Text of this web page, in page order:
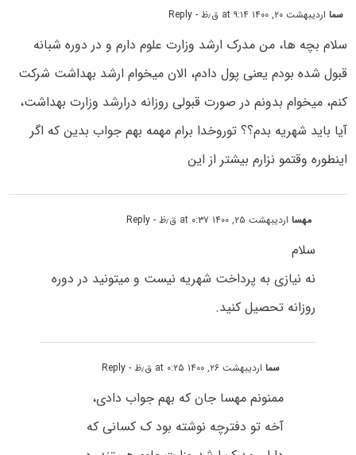
سمااردیبهشت ۲۰, ۱۴۰۰ at ۹:۱۴ ق٫ظ - Reply
سلام بچه ها، من مدرک ارشد وزارت علوم دارم و در دوره شبانه
قبول شده بودم یعنی پول دادم، الان میخوام ارشد بهداشت شرکت
کنم، میخوام بدونم در صورت قبولی روزانه درارشد وزارت بهداشت،
آیا باید شهریه بدم؟؟ توروخدا برام مهمه بهم جواب بدین که اگر
اینطوره وقتمو نزارم بیشتر از این
مهسااردیبهشت ۲۵, ۱۴۰۰ at ۰:۳۷ ق٫ظ - Reply
سلام
نه نیازی به پرداخت شهریه نیست و میتونید در دوره
روزانه تحصیل کنید.
سمااردیبهشت ۲۶, ۱۴۰۰ at ۰:۲۵ ق٫ظ - Reply
ممنونم مهسا جان که بهم جواب دادی،
آخه تو دفترچه نوشته بود ک کسانی که